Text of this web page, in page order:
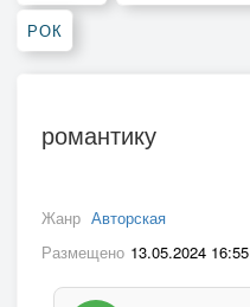
РОК
романтику
Жанр Авторская
Размещено 13.05.2024 16:55